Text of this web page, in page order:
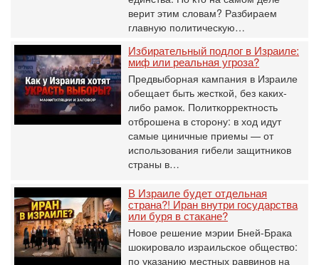
верит этим словам? Разбираем
главную политическую…
Избирательный подлог в Израиле:
миф или реальная угроза?
Предвыборная кампания в Израиле
обещает быть жесткой, без каких-
либо рамок. Политкорректность
отброшена в сторону: в ход идут
самые циничные приемы — от
использования гибели защитников
страны в…
В Израиле будет отдельная
страна?! Иран внутри государства
или буря в стакане?
Новое решение мэрии Бней-Брака
шокировало израильское общество:
по указанию местных раввинов на